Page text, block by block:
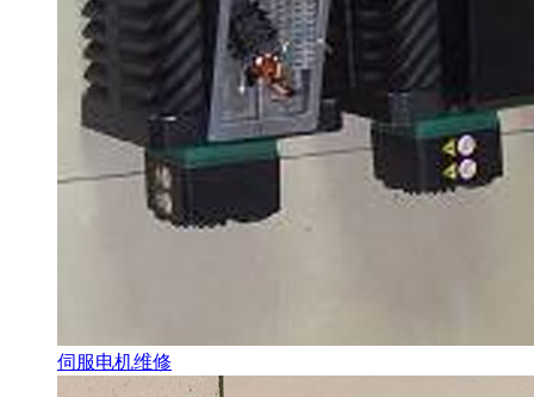
伺服电机维修